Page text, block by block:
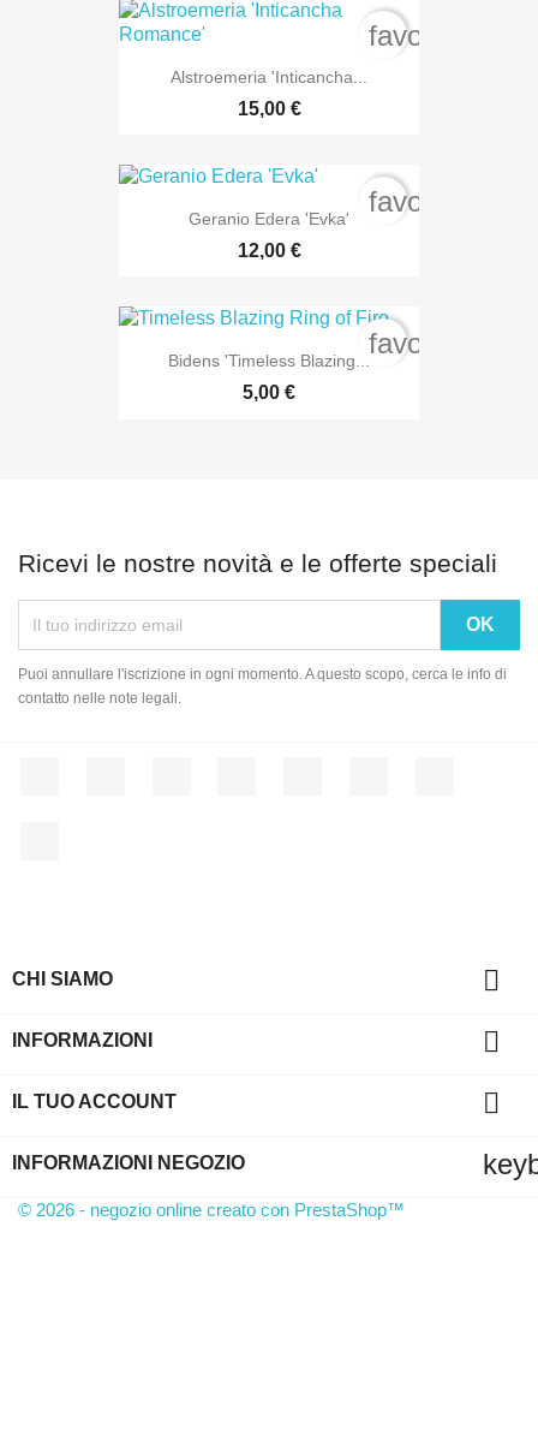
Alstroemeria 'Inticancha...
15,00 €
Geranio Edera 'Evka'
12,00 €
Bidens 'Timeless Blazing...
5,00 €
Ricevi le nostre novità e le offerte speciali
Puoi annullare l'iscrizione in ogni momento. A questo scopo, cerca le info di
contatto nelle note legali.
CHI SIAMO 
INFORMAZIONI 
IL TUO ACCOUNT 
INFORMAZIONI NEGOZIO
© 2026 - negozio online creato con PrestaShop™